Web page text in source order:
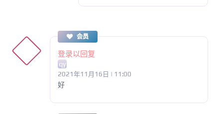
会员
登录以回复
qy
2021年11月16日 | 11:00
好